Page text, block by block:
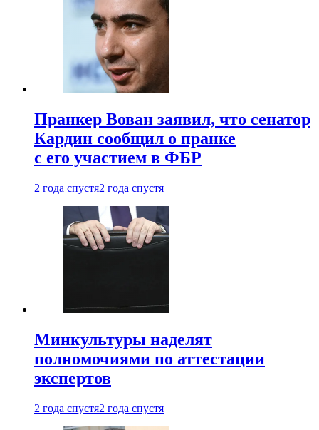
Пранкер Вован заявил, что сенатор
Кардин сообщил о пранке
с его участием в ФБР
2 года спустя2 года спустя
Минкультуры наделят
полномочиями по аттестации
экспертов
2 года спустя2 года спустя